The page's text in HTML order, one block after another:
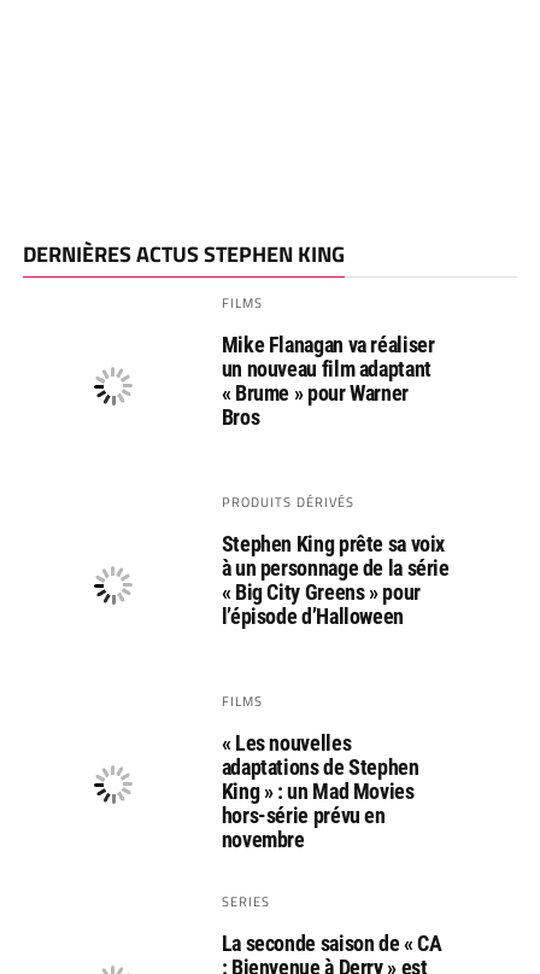
DERNIÈRES ACTUS STEPHEN KING
FILMS
Mike Flanagan va réaliser
un nouveau film adaptant
« Brume » pour Warner
Bros
PRODUITS DÉRIVÉS
Stephen King prête sa voix
à un personnage de la série
« Big City Greens » pour
l’épisode d’Halloween
FILMS
« Les nouvelles
adaptations de Stephen
King » : un Mad Movies
hors-série prévu en
novembre
SERIES
La seconde saison de « CA
: Bienvenue à Derry » est